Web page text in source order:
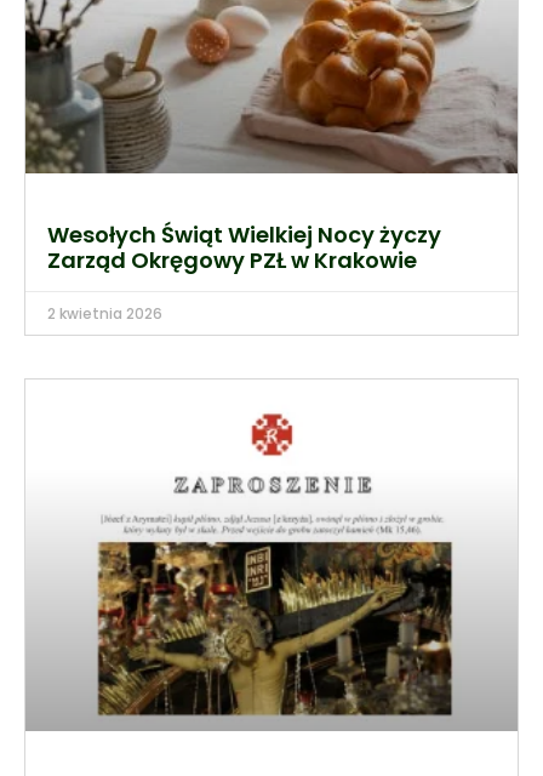
Wesołych Świąt Wielkiej Nocy życzy
Zarząd Okręgowy PZŁ w Krakowie
2 kwietnia 2026